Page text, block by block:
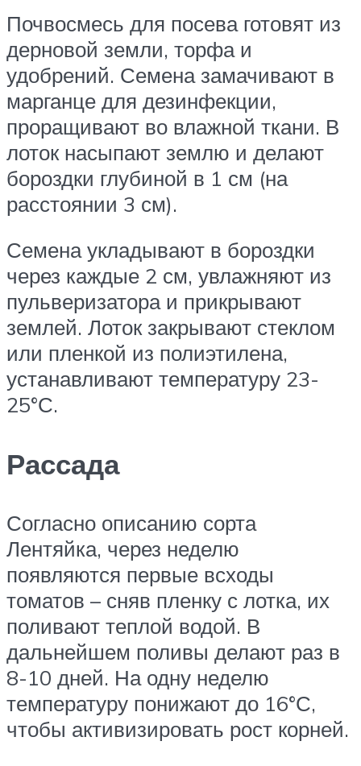
Почвосмесь для посева готовят из
дерновой земли, торфа и
удобрений. Семена замачивают в
марганце для дезинфекции,
проращивают во влажной ткани. В
лоток насыпают землю и делают
бороздки глубиной в 1 см (на
расстоянии 3 см).
Семена укладывают в бороздки
через каждые 2 см, увлажняют из
пульверизатора и прикрывают
землей. Лоток закрывают стеклом
или пленкой из полиэтилена,
устанавливают температуру 23-
25°С.
Рассада
Согласно описанию сорта
Лентяйка, через неделю
появляются первые всходы
томатов – сняв пленку с лотка, их
поливают теплой водой. В
дальнейшем поливы делают раз в
8-10 дней. На одну неделю
температуру понижают до 16°С,
чтобы активизировать рост корней.